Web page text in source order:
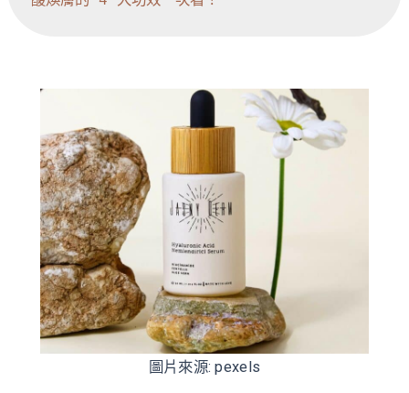
圖片來源: pexels